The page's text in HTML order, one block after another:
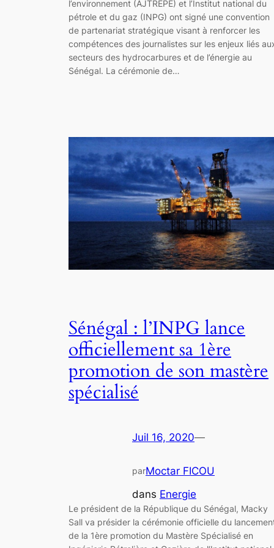
l’environnement (AJTREPE) et l’Institut national du
pétrole et du gaz (INPG) ont signé une convention
de partenariat stratégique visant à renforcer les
compétences des journalistes sur les enjeux liés
secteurs des hydrocarbures et de l’énergie au
Sénégal. La cérémonie de…
Sénégal : l’INPG lance
officiellement sa 1ère
promotion de son mastère
spécialisé
Juil 16, 2020—
parMoctar FICOU
dans Energie
Le président de la République du Sénégal, Macky
Sall va présider la cérémonie officielle du
de la 1ère promotion du Mastère Spécialisé en